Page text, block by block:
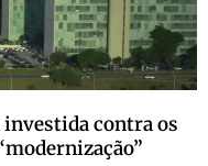
contra os